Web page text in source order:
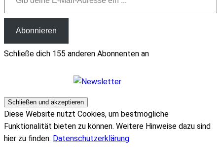
Abonnieren
Schließe dich 155 anderen Abonnenten an
Diese Website nutzt Cookies, um bestmögliche
Funktionalität bieten zu können. Weitere Hinweise dazu sind
hier zu finden: Datenschutzerklärung